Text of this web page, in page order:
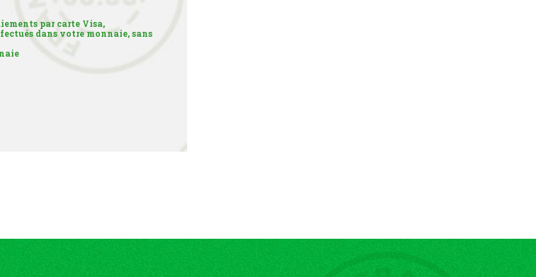
par carte Visa,
dans votre monnaie, sans